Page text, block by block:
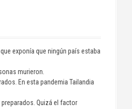
exponía que ningún país estaba
murieron.
En esta pandemia Tailandia
Quizá el factor